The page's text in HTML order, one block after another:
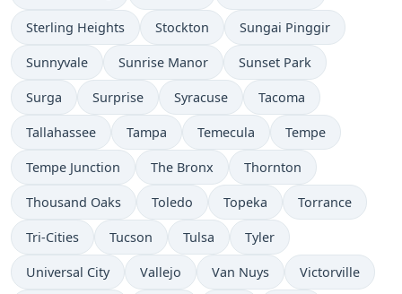
Sterling Heights Stockton Sungai Pinggir
Sunnyvale Sunrise Manor Sunset Park
Surga Surprise Syracuse Tacoma
Tallahassee Tampa Temecula Tempe
Tempe Junction The Bronx Thornton
Thousand Oaks Toledo Topeka Torrance
Tri-Cities Tucson Tulsa Tyler
Universal City Vallejo Van Nuys Victorville